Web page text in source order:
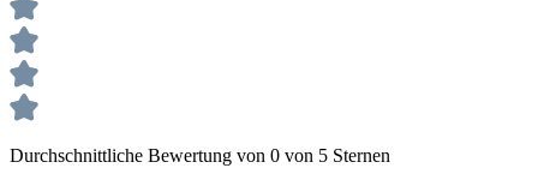
Durchschnittliche Bewertung von 0 von 5 Sternen